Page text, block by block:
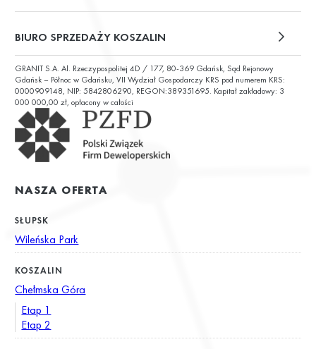
ul. Św. Wojciecha 6
BIURO SPRZEDAŻY KOSZALIN
ul. Chałubińskiego 9
GRANIT S.A. Al. Rzeczypospolitej 4D / 177, 80-369 Gdańsk, Sąd Rejonowy
Gdańsk – Północ w Gdańsku, VII Wydział Gospodarczy KRS pod numerem KRS:
0000909148, NIP: 5842806290, REGON:389351695. Kapitał zakładowy: 3
000 000,00 zł, opłacony w całości
NASZA OFERTA
SŁUPSK
Wileńska Park
KOSZALIN
Chełmska Góra
Etap 1
Etap 2